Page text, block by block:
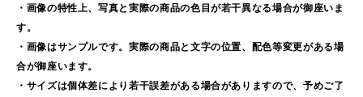
・画像の特性上、写真と実際の商品の色目が若干異なる場合が御座いま
す。
・画像はサンプルです。実際の商品と文字の位置、配色等変更がある場
合が御座います。
・サイズは個体差により若干誤差がある場合がありますので、予めご了